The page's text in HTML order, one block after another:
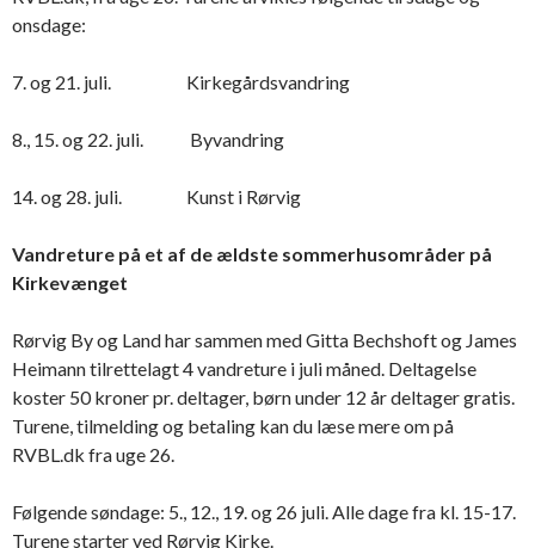
onsdage:
7. og 21. juli. Kirkegårdsvandring
8., 15. og 22. juli. Byvandring
14. og 28. juli. Kunst i Rørvig
Vandreture på et af de ældste sommerhusområder på
Kirkevænget
Rørvig By og Land har sammen med Gitta Bechshoft og James
Heimann tilrettelagt 4 vandreture i juli måned. Deltagelse
koster 50 kroner pr. deltager, børn under 12 år deltager gratis.
Turene, tilmelding og betaling kan du læse mere om på
RVBL.dk fra uge 26.
Følgende søndage: 5., 12., 19. og 26 juli. Alle dage fra kl. 15-17.
Turene starter ved Rørvig Kirke.